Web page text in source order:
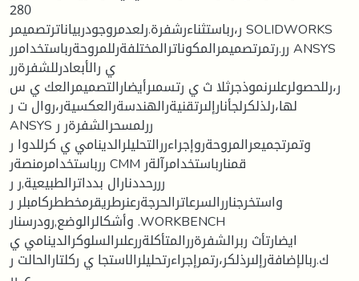
280
ر،رباستثناءرشفرة.رلعدمروجودربياناترتصميمر SOLIDWORKS
رر.رتمرتصميمرالمكوناترالمختلفةرللمروحةرباستخدامرر ANSYS
ي رالأبعادرللشفرةرر
ر،رللحصولرعلىرنموذجرثلا ث ي رتسمىرأيضارالتصميمرالعك ي س
لها،رلذلكرلجأنارإلىرتقنيةرالهندسةرالعكسيةر،روال ت ر
ANSYS ررلمسحرالشفرةر ر
وتمرتجميعرالمروحةروإجراءررالتحليلرالدينامي ي كرللدوا ر
ررباستخدامرمنصةر CMM قمنارباستخدامرآلةر
رررحددنارال بدداترالطبيعية,ر ر
واستخرجناررالسرعاترالحرجةرعنرطريقرمخططركامبلر ر
وأشكالرالوضع,رودرسنار .WORKBENCH
ايضارتأث ربرالشفرةررالمتأكلةررعلىرالسلوكرالدينامي ي
ك.ربالإضافةرإلىرذلكر،رتمرإجراءرتحليلرالاستجا ي ركلتارالحالت ر